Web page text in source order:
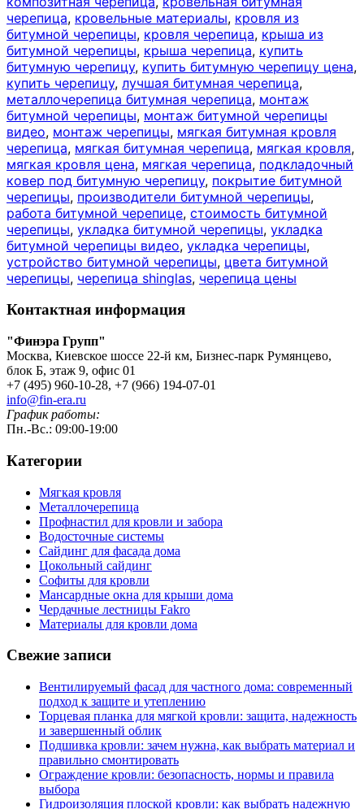
черепица, кровельные материалы, кровля из
битумной черепицы, кровля черепица, крыша из
битумной черепицы, крыша черепица, купить
битумную черепицу, купить битумную черепицу цена,
купить черепицу, лучшая битумная черепица,
металлочерепица битумная черепица, монтаж
битумной черепицы, монтаж битумной черепицы
видео, монтаж черепицы, мягкая битумная кровля
черепица, мягкая битумная черепица, мягкая кровля,
мягкая кровля цена, мягкая черепица, подкладочный
ковер под битумную черепицу, покрытие битумной
черепицы, производители битумной черепицы,
работа битумной черепице, стоимость битумной
черепицы, укладка битумной черепицы, укладка
битумной черепицы видео, укладка черепицы,
устройство битумной черепицы, цвета битумной
черепицы, черепица shinglas, черепица цены
Контактная информация
"Финэра Групп"
Москва, Киевское шоссе 22-й км, Бизнес-парк Румянцево,
блок Б, этаж 9, офис 01
+7 (495) 960-10-28, +7 (966) 194-07-01
info@fin-era.ru
График работы:
Пн.-Вс.: 09:00-19:00
Категории
Мягкая кровля
Металлочерепица
Профнастил для кровли и забора
Водосточные системы
Сайдинг для фасада дома
Цокольный сайдинг
Софиты для кровли
Мансардные окна для крыши дома
Чердачные лестницы Fakro
Материалы для кровли дома
Свежие записи
Вентилируемый фасад для частного дома: современный
подход к защите и утеплению
Торцевая планка для мягкой кровли: защита, надежность
и завершенный облик
Подшивка кровли: зачем нужна, как выбрать материал и
правильно смонтировать
Ограждение кровли: безопасность, нормы и правила
выбора
Гидроизоляция плоской кровли: как выбрать надежную